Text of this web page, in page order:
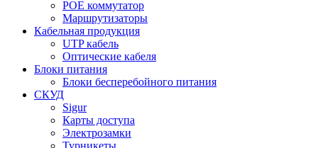
POE коммутатор
Маршрутизаторы
Кабельная продукция
UTP кабель
Оптические кабеля
Блоки питания
Блоки бесперебойного питания
СКУД
Sigur
Карты доступа
Электрозамки
Турникеты